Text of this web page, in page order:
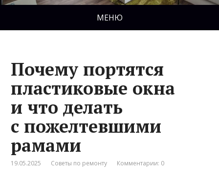
МЕНЮ
Почему портятся
пластиковые окна
и что делать
с пожелтевшими
рамами
19.05.2025 Советы по ремонту Комментарии: 0